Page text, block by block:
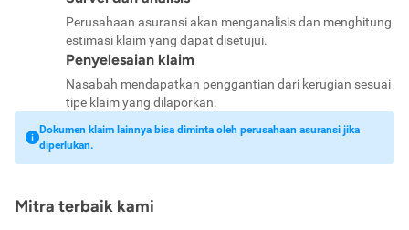
Perusahaan asuransi akan menganalisis dan menghitung
estimasi klaim yang dapat disetujui.
Penyelesaian klaim
Nasabah mendapatkan penggantian dari kerugian sesuai
tipe klaim yang dilaporkan.
Dokumen klaim lainnya bisa diminta oleh perusahaan asuransi jika
diperlukan.
Mitra terbaik kami